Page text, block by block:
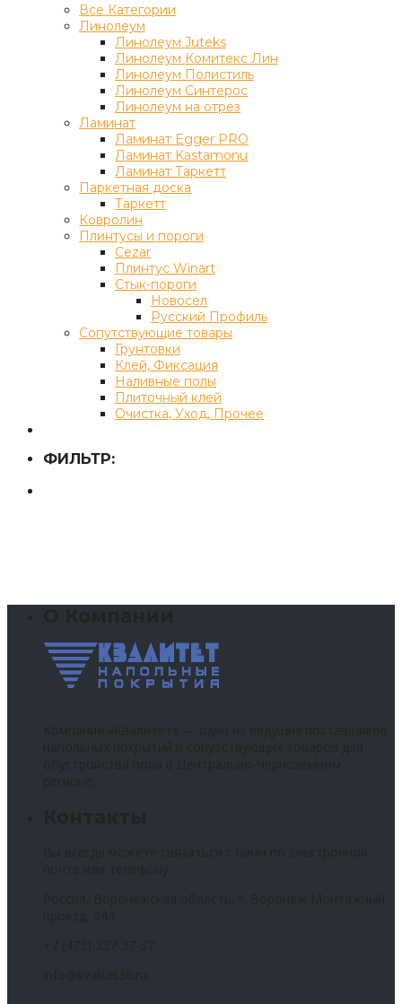
Все Категории
Линолеум
Линолеум Juteks
Линолеум Комитекс Лин
Линолеум Полистиль
Линолеум Синтерос
Линолеум на отрез
Ламинат
Ламинат Egger PRO
Ламинат Kastamonu
Ламинат Таркетт
Паркетная доска
Таркетт
Ковролин
Плинтусы и пороги
Cezar
Плинтус Winart
Стык-пороги
Новосел
Русский Профиль
Сопутствующие товары
Грунтовки
Клей, Фиксация
Наливные полы
Плиточный клей
Очистка, Уход, Прочее
ФИЛЬТР: